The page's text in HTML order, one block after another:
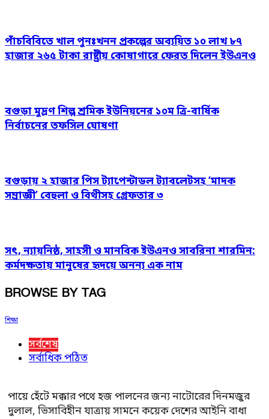
পাঁচবিবিতে খাল পুনঃখনন প্রকল্পের অব্যয়িত ১০ লাখ ৮৭
হাজার ২৬৫ টাকা রাষ্ট্রীয় কোষাগারে ফেরত দিলেন ইউএনও
বগুড়া মুদ্রণ শিল্প শ্রমিক ইউনিয়নের ১০ম ত্রি-বার্ষিক
নির্বাচনের তফসিল ঘোষণা
বগুড়ায় ২ হাজার পিস ট্যাপেন্টাডল ট্যাবলেটসহ ‘মাদক
সম্রাজ্ঞী’ বেহুলা ও বিথীসহ গ্রেফতার ৩
সৎ, ন্যায়নিষ্ঠ, সাহসী ও মানবিক ইউএনও সাবরিনা শারমিন:
কর্মদক্ষতায় মানুষের হৃদয়ে অনন্য এক নাম
BROWSE BY TAG
শিক্ষা
সর্বশেষ
সর্বাধিক পঠিত
পায়ে হেঁটে মক্কার পথে হজ পালনের জন্য নাটোরের দিনমজুর
দুলাল, ভিসাবিহীন যাত্রায় সামনে কয়েক দেশের আইনি বাধা